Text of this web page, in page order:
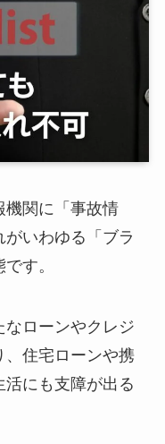
機関に「事故情
いわゆる「ブラ
す。
なローンやクレジ
、住宅ローンや携
にも支障が出る